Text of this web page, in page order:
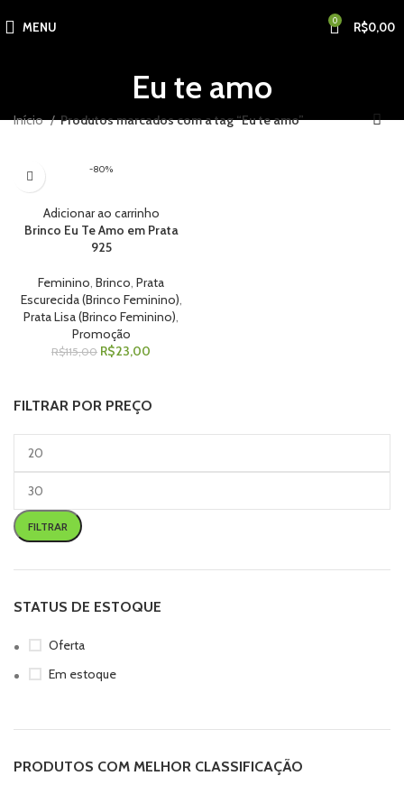
MENU 0 R$0,00
Eu te amo
FILTRAR POR PREÇO
FILTRAR
STATUS DE ESTOQUE
Oferta
Em estoque
PRODUTOS COM MELHOR CLASSIFICAÇÃO
Início Produtos marcados com a tag “Eu te amo”
-80%
Adicionar ao carrinho
Brinco Eu Te Amo em Prata
925
Feminino, Brinco, Prata
Escurecida (Brinco Feminino),
Prata Lisa (Brinco Feminino),
Promoção
R$115,00 R$23,00